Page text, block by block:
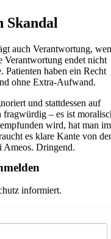
Skandal
auch Verantwortung,
Verantwortung endet nicht
Patienten haben ein Recht
ohne Extra-Aufwand.
und stattdessen auf
fragwürdig – es ist
wird, hat man im
es klare Kante von
Ameos. Dringend.
informiert.